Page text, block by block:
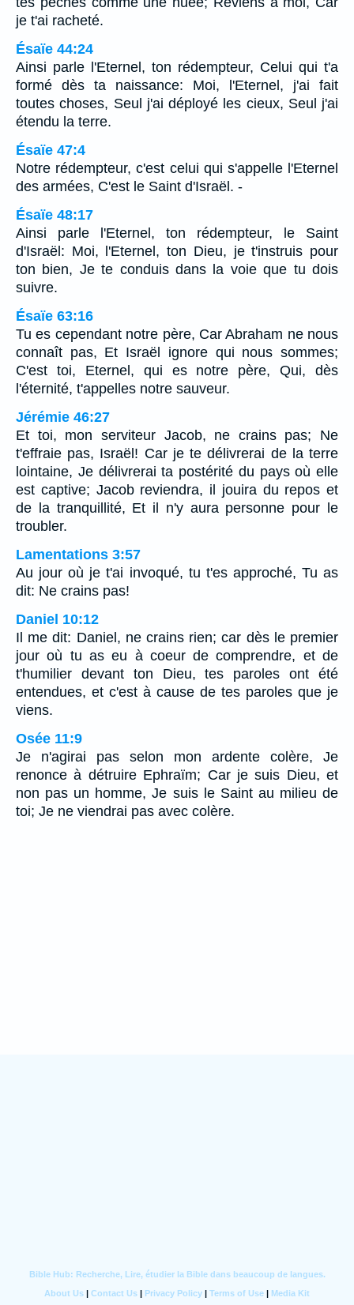
je t'ai racheté.
Ésaïe 44:24
Ainsi parle l'Eternel, ton rédempteur, Celui qui t'a
formé dès ta naissance: Moi, l'Eternel, j'ai fait
toutes choses, Seul j'ai déployé les cieux, Seul j'ai
étendu la terre.
Ésaïe 47:4
Notre rédempteur, c'est celui qui s'appelle l'Eternel
des armées, C'est le Saint d'Israël. -
Ésaïe 48:17
Ainsi parle l'Eternel, ton rédempteur, le Saint
d'Israël: Moi, l'Eternel, ton Dieu, je t'instruis pour
ton bien, Je te conduis dans la voie que tu dois
suivre.
Ésaïe 63:16
Tu es cependant notre père, Car Abraham ne nous
connaît pas, Et Israël ignore qui nous sommes;
C'est toi, Eternel, qui es notre père, Qui, dès
l'éternité, t'appelles notre sauveur.
Jérémie 46:27
Et toi, mon serviteur Jacob, ne crains pas; Ne
t'effraie pas, Israël! Car je te délivrerai de la terre
lointaine, Je délivrerai ta postérité du pays où elle
est captive; Jacob reviendra, il jouira du repos et
de la tranquillité, Et il n'y aura personne pour le
troubler.
Lamentations 3:57
Au jour où je t'ai invoqué, tu t'es approché, Tu as
dit: Ne crains pas!
Daniel 10:12
Il me dit: Daniel, ne crains rien; car dès le premier
jour où tu as eu à coeur de comprendre, et de
t'humilier devant ton Dieu, tes paroles ont été
entendues, et c'est à cause de tes paroles que je
viens.
Osée 11:9
Je n'agirai pas selon mon ardente colère, Je
renonce à détruire Ephraïm; Car je suis Dieu, et
non pas un homme, Je suis le Saint au milieu de
toi; Je ne viendrai pas avec colère.